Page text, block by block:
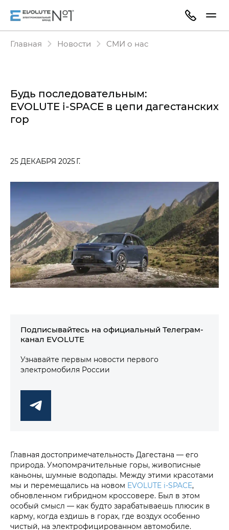
Главная Новости СМИ о нас
Будь последовательным:
EVOLUTE i‑SPACE в цепи дагестанских
гор
25 ДЕКАБРЯ 2025 Г.
Подписывайтесь на официальный Телеграм-
канал EVOLUTE
Узнавайте первым новости первого
электромобиля России
Главная достопримечательность Дагестана — его
природа. Умопомрачительные горы, живописные
каньоны, шумные водопады. Между этими красотами
мы и перемещались на новом EVOLUTE i‑SPACE,
обновленном гибридном кроссовере. Был в этом
особый смысл — как будто зарабатываешь плюсик в
карму, когда ездишь в горах, где воздух особенно
чистый, на электрофицированном автомобиле.